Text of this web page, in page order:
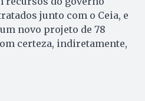
junto com o Ceia, e
novo projeto de 78
certeza, indiretamente,